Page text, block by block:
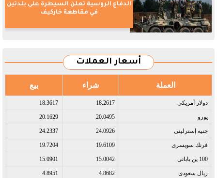
الدفاع الروسية تعلن السيطرة على بلدتين
في مقاطعة خاركيف
أسعار العملات
العملة شراء بيع
دولار أمريكى​ 18.2617
18.3617
يورو​ 20.0495
20.1629
جنيه إسترلينى​ 24.0926
24.2337
فرنك سويسرى​ 19.6109
19.7204
100 ين يابانى​ 15.0042
15.0901
ريال سعودى​ 4.8682
4.8951